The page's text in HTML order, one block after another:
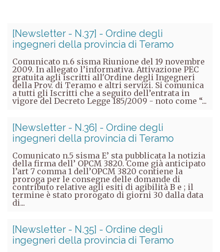
[Newsletter - N.37] - Ordine degli
ingegneri della provincia di Teramo
Comunicato n.6 sisma Riunione del 19 novembre
2009. In allegato l’informativa. Attivazione PEC
gratuita agli iscritti all'Ordine degli Ingegneri
della Prov. di Teramo e altri servizi. Si comunica
a tutti gli Iscritti che a seguito dell’entrata in
vigore del Decreto Legge 185/2009 - noto come “...
[Newsletter - N.36] - Ordine degli
ingegneri della provincia di Teramo
Comunicato n.5 sisma E’ sta pubblicata la notizia
della firma dell’ OPCM 3820. Come già anticipato
l’art 7 comma 1 dell’OPCM 3820 contiene la
proroga per le consegne delle domande di
contributo relative agli esiti di agibilità B e ; il
termine è stato prorogato di giorni 30 dalla data
di...
[Newsletter - N.35] - Ordine degli
ingegneri della provincia di Teramo